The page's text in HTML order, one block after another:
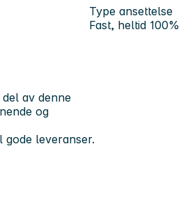
Type ansettelse
Fast, heltid 100%
av denne
og
gode leveranser.